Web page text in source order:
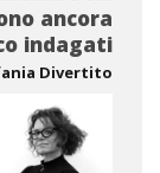
ancora
indagati
Divertito